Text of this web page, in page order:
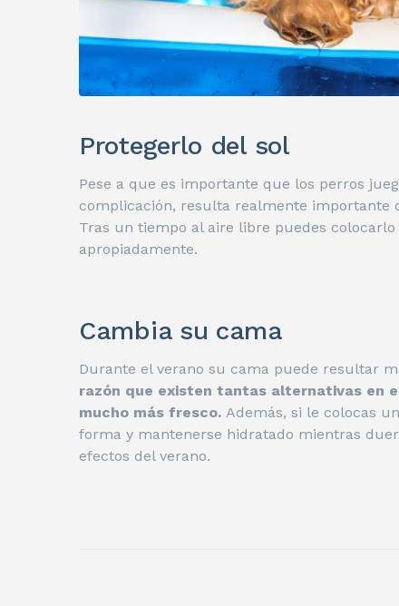
Protegerlo del sol
Pese a que es importante que los perros
complicación, resulta realmente importante
Tras un tiempo al aire libre puedes
apropiadamente.
Cambia su cama
Durante el verano su cama puede resultar
razón que existen tantas alternativas en
mucho más fresco. Además, si le colocas
forma y mantenerse hidratado mientras
efectos del verano.